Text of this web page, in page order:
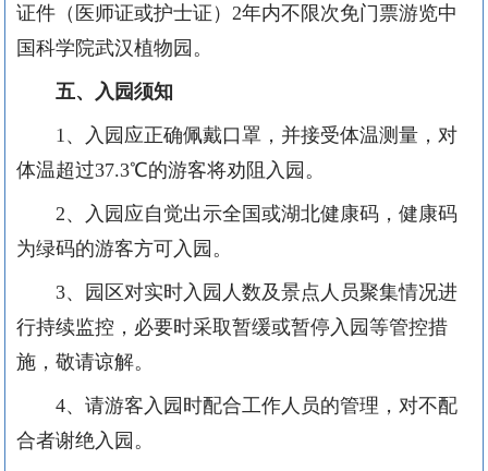
证件（医师证或护士证） 2年内不限次免门票游览中
国科学院武汉植物园。
五、入园须知
1 、入园应正确佩戴口罩，并接受体温测量，对
体温超过37.3℃的游客将劝阻入园。
2、入园应自觉出示全国或湖北健康码，健康码
为绿码的游客方可入园。
3、园区对实时入园人数及景点人员聚集情况进
行持续监控，必要时采取暂缓或暂停入园等管控措
施，敬请谅解。
4、请游客入园时配合工作人员的管理，对不配
合者谢绝入园。